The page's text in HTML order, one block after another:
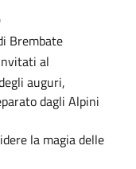
Brembate
al
auguri,
dagli Alpini
la magia delle